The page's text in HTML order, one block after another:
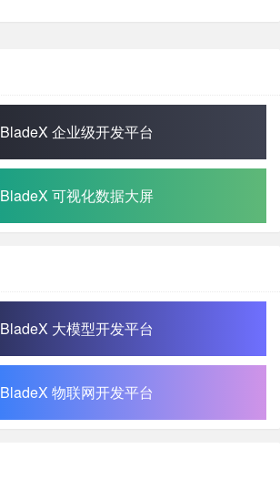
BladeX 企业级开发平台
BladeX 可视化数据大屏
BladeX 大模型开发平台
BladeX 物联网开发平台